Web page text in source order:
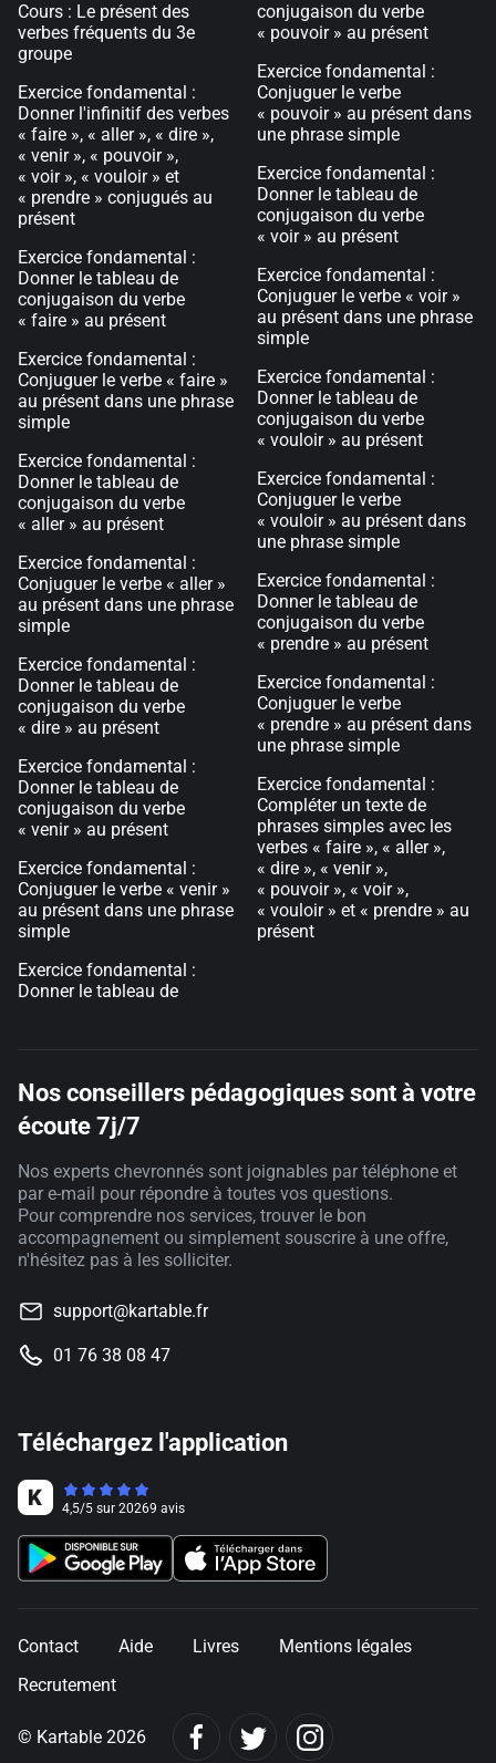
Cours : Le présent des
verbes fréquents du 3e
groupe
Exercice fondamental :
Donner l'infinitif des verbes
« faire », « aller », « dire »,
« venir », « pouvoir »,
« voir », « vouloir » et
« prendre » conjugués au
présent
Exercice fondamental :
Donner le tableau de
conjugaison du verbe
« faire » au présent
Exercice fondamental :
Conjuguer le verbe « faire »
au présent dans une phrase
simple
Exercice fondamental :
Donner le tableau de
conjugaison du verbe
« aller » au présent
Exercice fondamental :
Conjuguer le verbe « aller »
au présent dans une phrase
simple
Exercice fondamental :
Donner le tableau de
conjugaison du verbe
« dire » au présent
Exercice fondamental :
Donner le tableau de
conjugaison du verbe
« venir » au présent
Exercice fondamental :
Conjuguer le verbe « venir »
au présent dans une phrase
simple
Exercice fondamental :
Donner le tableau de
conjugaison du verbe
« pouvoir » au présent
Exercice fondamental :
Conjuguer le verbe
« pouvoir » au présent dans
une phrase simple
Exercice fondamental :
Donner le tableau de
conjugaison du verbe
« voir » au présent
Exercice fondamental :
Conjuguer le verbe « voir »
au présent dans une phrase
simple
Exercice fondamental :
Donner le tableau de
conjugaison du verbe
« vouloir » au présent
Exercice fondamental :
Conjuguer le verbe
« vouloir » au présent dans
une phrase simple
Exercice fondamental :
Donner le tableau de
conjugaison du verbe
« prendre » au présent
Exercice fondamental :
Conjuguer le verbe
« prendre » au présent dans
une phrase simple
Exercice fondamental :
Compléter un texte de
phrases simples avec les
verbes « faire », « aller »,
« dire », « venir »,
« pouvoir », « voir »,
« vouloir » et « prendre » au
présent
Nos conseillers pédagogiques sont à votre
écoute 7j/7
Nos experts chevronnés sont joignables par téléphone et
par e-mail pour répondre à toutes vos questions.
Pour comprendre nos services, trouver le bon
accompagnement ou simplement souscrire à une offre,
n'hésitez pas à les solliciter.
support@kartable.fr
01 76 38 08 47
Téléchargez l'application
4,5/5 sur 20269 avis
Contact Aide Livres
Mentions légales
Recrutement
© Kartable 2026